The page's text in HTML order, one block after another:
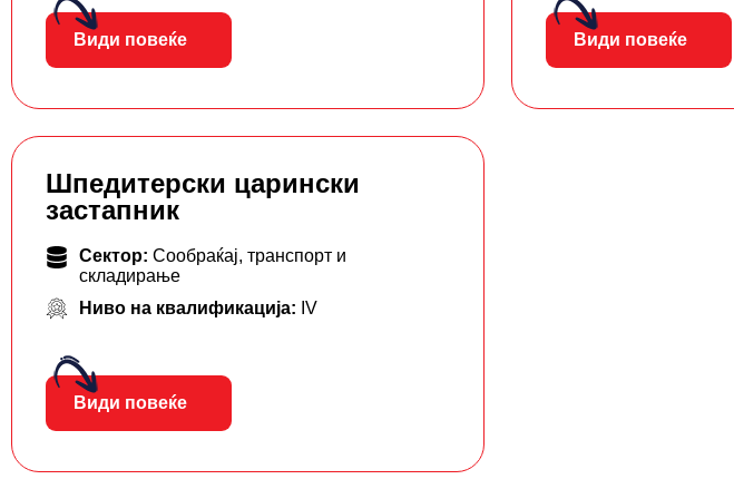
Види повеќе Види повеќе
Шпедитерски царински
застапник
Сектор: Сообраќај, транспорт и
складирање
Ниво на квалификација: IV
Види повеќе